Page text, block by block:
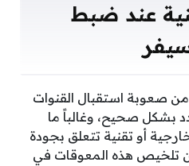
عند ضبط
صعوبة استقبال القنوات
بشكل صحيح، وغالباً ما
أو تقنية تتعلق بجودة
تلخيص هذه المعوقات في